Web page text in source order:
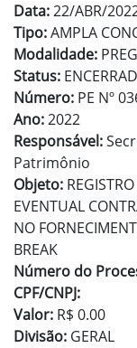
Data:22/ABR/
Tipo:AMPLA
Modalidade:
Status:
Número: PE Nº
Ano:2022
Responsável:
Patrimônio
Objeto:
EVENTUAL
NO
BREAK
Número do
CPF/CNPJ:
Valor: R$ 0.00
Divisão: GERAL